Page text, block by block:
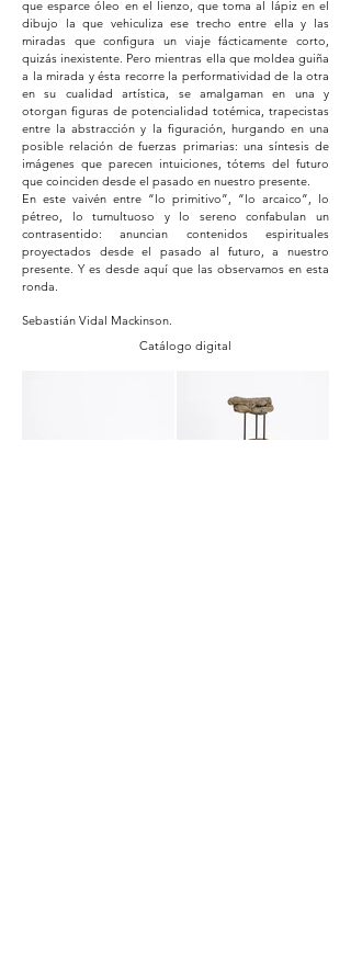
que esparce óleo en el lienzo, que toma al lápiz en el
dibujo la que vehiculiza ese trecho entre ella y las
miradas que configura un viaje fácticamente corto,
quizás inexistente. Pero mientras ella que moldea guiña
a la mirada y ésta recorre la performatividad de la otra
en su cualidad artística, se amalgaman en una y
otorgan figuras de potencialidad totémica, trapecistas
entre la abstracción y la figuración, hurgando en una
posible relación de fuerzas primarias: una síntesis de
imágenes que parecen intuiciones, tótems del futuro
que coinciden desde el pasado en nuestro presente.
En este vaivén entre “lo primitivo”, “lo arcaico”, lo
pétreo, lo tumultuoso y lo sereno confabulan un
contrasentido: anuncian contenidos espirituales
proyectados desde el pasado al futuro, a nuestro
presente. Y es desde aquí que las observamos en esta
ronda.
Sebastián Vidal Mackinson.
Catálogo digital